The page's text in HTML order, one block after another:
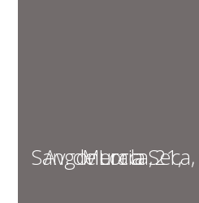
Av. de Lorca, 21, Sangonera la Seca, Murcia